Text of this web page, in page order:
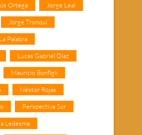
Ortega Jorge Leal
Jorge Tronqui
La Palabra
Lucas Gabriel Díaz
Mauricio Bonfigli
Néstor Rojas
Perspectiva Sur
Ledesma